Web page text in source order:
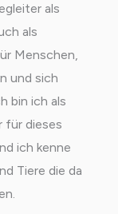
als
als
Menschen,
und sich
bin ich als
für dieses
ich kenne
Tiere die da